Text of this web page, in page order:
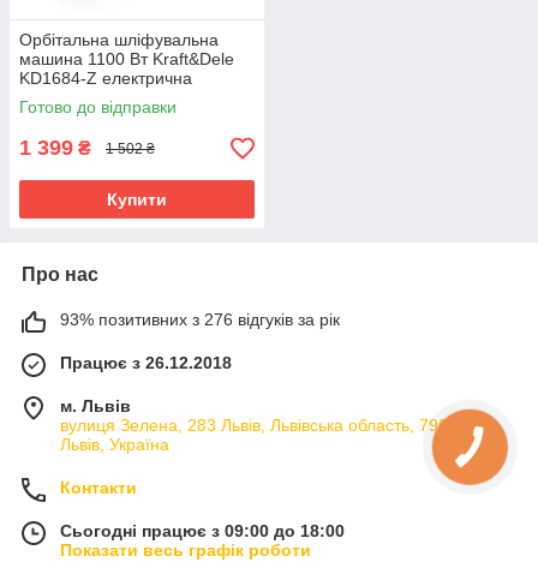
Орбітальна шліфувальна
машина 1100 Вт Kraft&Dele
KD1684-Z електрична
ексцентрикова шліфувальна
машина
Готово до відправки
1 399 ₴ 1 502 ₴
Купити
Про нас
93% позитивних з 276 відгуків за рік
Працює з 26.12.2018
м. Львів
вулиця Зелена, 283 Львів, Львівська область, 79066,
Львів, Україна
Контакти
Сьогодні працює з 09:00 до 18:00
Показати весь графік роботи